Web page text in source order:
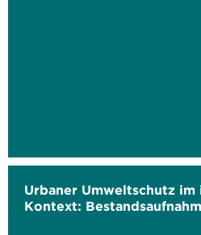
Urbaner Umweltschutz
Kontext: